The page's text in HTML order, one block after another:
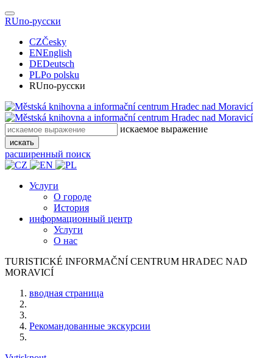
RUпо-русски
CZČesky
ENEnglish
DEDeutsch
PLPo polsku
RUпо-русски
искаемое выражение
искать
расширенный поиск
Услуги
О городе
История
информационный центр
Услуги
О нас
TURISTICKÉ INFORMAČNÍ CENTRUM HRADEC NAD
MORAVICÍ
вводная страница
Рекомандованные экскурсии